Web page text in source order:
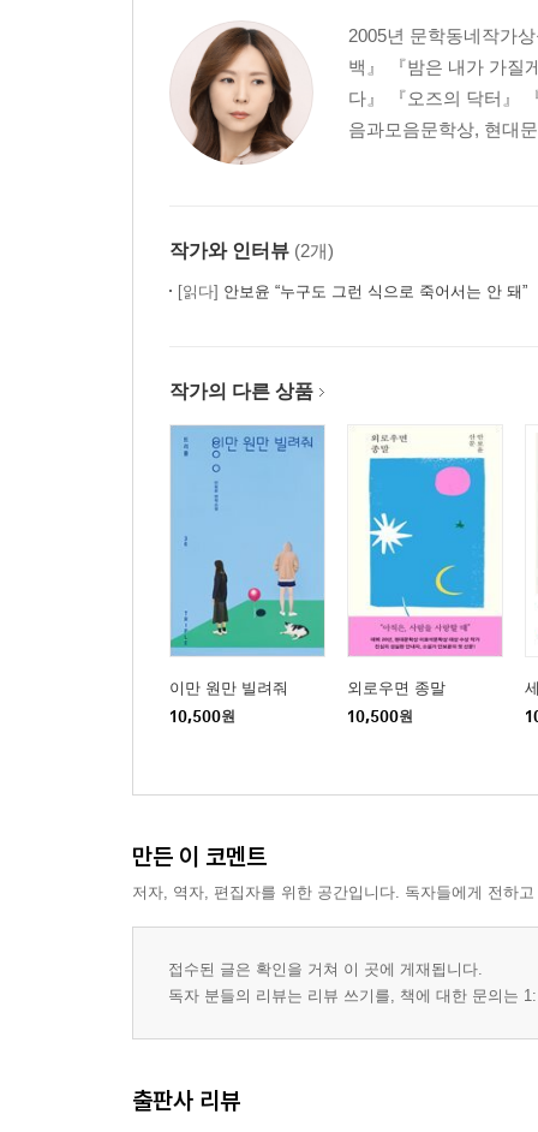
2005년 문학동네작가
백』 『밤은 내가 가질
다』 『오즈의 닥터』
음과모음문학상, 현대
작가와 인터뷰 (2개)
[읽다] 안보윤 “누구도 그런 식으로 죽어서는 안 돼”
작가의 다른 상품
이만 원만 빌려줘
10,500원
외로우면 종말
10,500원
만든 이 코멘트
저자, 역자, 편집자를 위한 공간입니다. 독자들에게 전하
접수된 글은 확인을 거쳐 이 곳에 게재됩니다.
독자 분들의 리뷰는 리뷰 쓰기를, 책에 대한 문의는
출판사 리뷰